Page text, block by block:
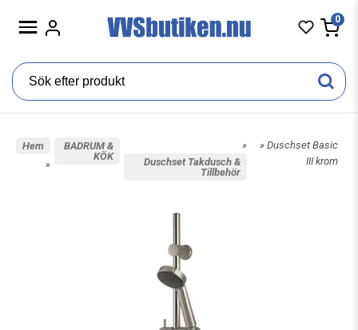
0
Hem
»
BADRUM &
KÖK
»
Duschset Takdusch &
Tillbehör
» Duschset Basic
III krom